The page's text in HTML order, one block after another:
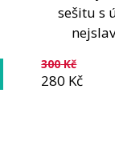
sešitu s
300Kč
280 Kč